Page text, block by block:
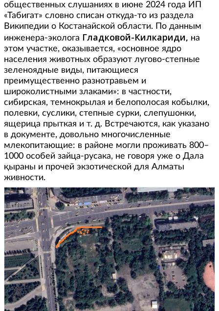
общественных слушаниях в июне 2024 года ИП
«Табигат» словно списан откуда-то из раздела
Википедии о Костанайской области. По данным
инженера-эколога Гладковой-Килкариди, на
этом участке, оказывается, «основное ядро
населения животных образуют лугово-степные
зеленоядные виды, питающиеся
преимущественно разнотравьем и
широколистными злаками»: в частности,
сибирская, темнокрылая и белополосая кобылки,
полевки, суслики, степные сурки, слепушонки,
ящерица прыткая и т. д. Встречаются, как указано
в документе, довольно многочисленные
млекопитающие: в районе могли проживать 800–
1000 особей зайца-русака, не говоря уже о Дала
қыраны и прочей экзотической для Алматы
живности.